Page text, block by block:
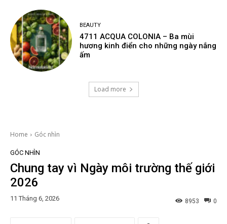
BEAUTY
4711 ACQUA COLONIA – Ba mùi
hương kinh điển cho những ngày nắng
ấm
Load more